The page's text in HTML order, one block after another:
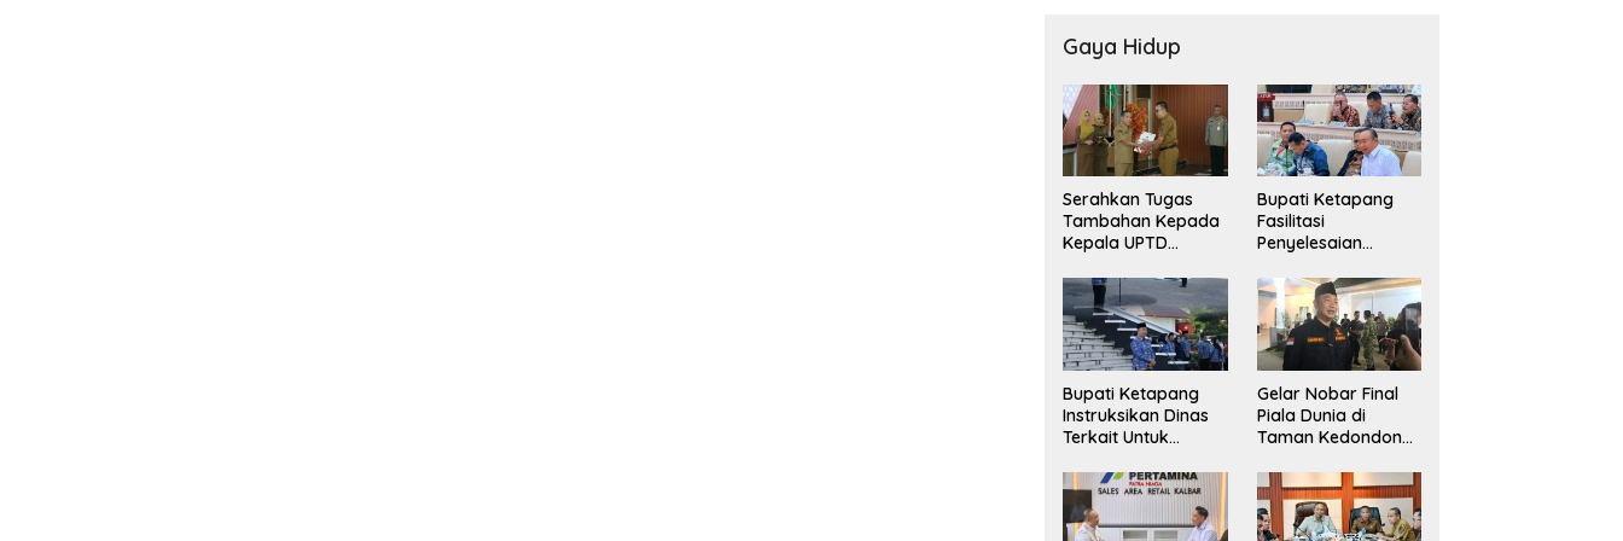
Gaya Hidup
Serahkan Tugas
Tambahan Kepada
Kepala UPTD
Tekankan
Pelayanan
Kesehatan Harus
Semakin Baik
Bupati Ketapang
Fasilitasi
Penyelesaian
masyarakat Teluk
Bayur dalam RDP
Bersama Komisi II
DPR RI
Bupati Ketapang
Instruksikan Dinas
Terkait Untuk
Pengawasan Dan
Sidak Terkait
Persoalan BBM/LPG
Gelar Nobar Final
Piala Dunia di
Taman Kedondong,
Wilyo Jagokan
Argentina Juara!